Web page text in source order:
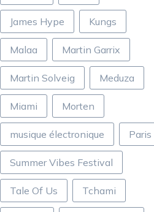
James Hype Kungs
Malaa Martin Garrix
Martin Solveig Meduza
Miami Morten
musique électronique Paris
Summer Vibes Festival
Tale Of Us Tchami